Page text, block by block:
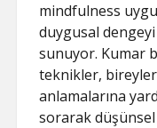
mindfulness
duygusal
sunuyor. Kumar
teknikler,
anlamalarına
sorarak düşünsel